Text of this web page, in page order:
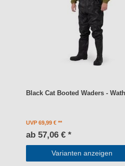
Black Cat Booted Waders -
UVP 69,99 €
ab 57,06 € *
Varianten anzeigen